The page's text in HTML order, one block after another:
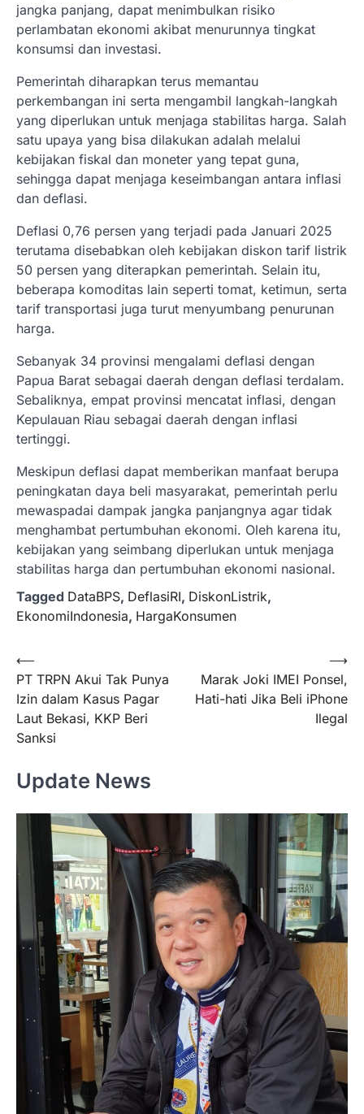
jangka panjang, dapat menimbulkan risiko
perlambatan ekonomi akibat menurunnya tingkat
konsumsi dan investasi.
Pemerintah diharapkan terus memantau
perkembangan ini serta mengambil langkah-langkah
yang diperlukan untuk menjaga stabilitas harga. Salah
satu upaya yang bisa dilakukan adalah melalui
kebijakan fiskal dan moneter yang tepat guna,
sehingga dapat menjaga keseimbangan antara inflasi
dan deflasi.
Deflasi 0,76 persen yang terjadi pada Januari 2025
terutama disebabkan oleh kebijakan diskon tarif listrik
50 persen yang diterapkan pemerintah. Selain itu,
beberapa komoditas lain seperti tomat, ketimun, serta
tarif transportasi juga turut menyumbang penurunan
harga.
Sebanyak 34 provinsi mengalami deflasi dengan
Papua Barat sebagai daerah dengan deflasi terdalam.
Sebaliknya, empat provinsi mencatat inflasi, dengan
Kepulauan Riau sebagai daerah dengan inflasi
tertinggi.
Meskipun deflasi dapat memberikan manfaat berupa
peningkatan daya beli masyarakat, pemerintah perlu
mewaspadai dampak jangka panjangnya agar tidak
menghambat pertumbuhan ekonomi. Oleh karena itu,
kebijakan yang seimbang diperlukan untuk menjaga
stabilitas harga dan pertumbuhan ekonomi nasional.
Tagged DataBPS, DeflasiRI, DiskonListrik,
EkonomiIndonesia, HargaKonsumen
Navigasi
pos
⟵
PT TRPN Akui Tak Punya
Izin dalam Kasus Pagar
Laut Bekasi, KKP Beri
Sanksi
Marak Joki IMEI Ponsel,
Hati-hati Jika Beli iPhone
Ilegal
⟶
Update News